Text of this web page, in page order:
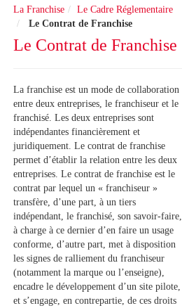
La Franchise
Le Cadre Réglementaire
Le Contrat de Franchise
Le Contrat de Franchise
La franchise est un mode de collaboration
entre deux entreprises, le franchiseur et le
franchisé. Les deux entreprises sont
indépendantes financièrement et
juridiquement. Le contrat de franchise
permet d’établir la relation entre les deux
entreprises. Le contrat de franchise est le
contrat par lequel un « franchiseur »
transfère, d’une part, à un tiers
indépendant, le franchisé, son savoir-faire,
à charge à ce dernier d’en faire un usage
conforme, d’autre part, met à disposition
les signes de ralliement du franchiseur
(notamment la marque ou l’enseigne),
encadre le développement d’un site pilote,
et s’engage, en contrepartie, de ces droits